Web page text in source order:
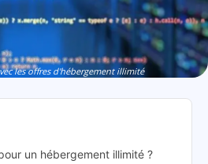
les offres d'hébergement illimité
un hébergement illimité ?